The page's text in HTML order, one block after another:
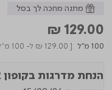
מתנה מחכה לך בסל
₪ 129.00
100 מ"ל [
₪ 129.00 ל- 100 מ"ל ]
הנחת מדרגות בקופון BIGGER